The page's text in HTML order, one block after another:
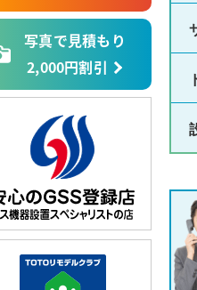
写真で見積もり
2,000円割引